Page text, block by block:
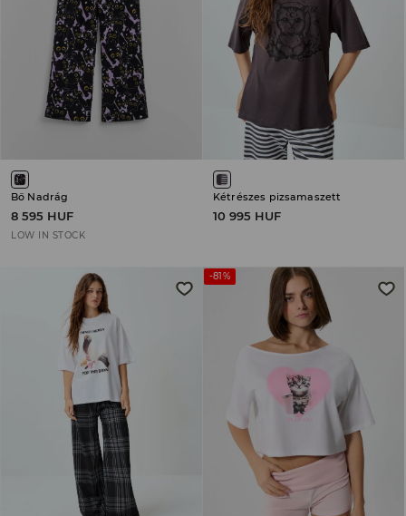
Bő Nadrág
8 595 HUF
LOW IN STOCK
Kétrészes pizsamaszett
10 995 HUF
-81%